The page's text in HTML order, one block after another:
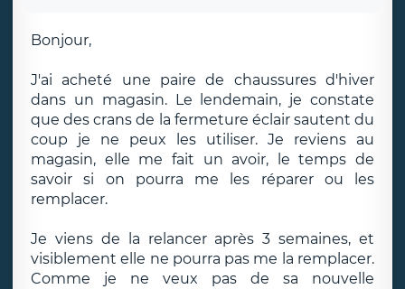
Bonjour,
J'ai acheté une paire de chaussures d'hiver
dans un magasin. Le lendemain, je constate
que des crans de la fermeture éclair sautent du
coup je ne peux les utiliser. Je reviens au
magasin, elle me fait un avoir, le temps de
savoir si on pourra me les réparer ou les
remplacer.
Je viens de la relancer après 3 semaines, et
visiblement elle ne pourra pas me la remplacer.
Comme je ne veux pas de sa nouvelle